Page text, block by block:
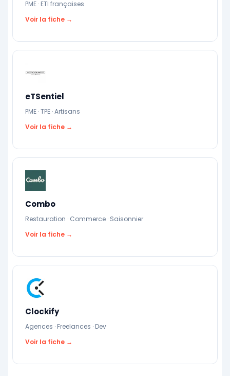
PME · ETI françaises
Voir la fiche →
eTSentiel
PME · TPE · Artisans
Voir la fiche →
Combo
Restauration · Commerce · Saisonnier
Voir la fiche →
Clockify
Agences · Freelances · Dev
Voir la fiche →